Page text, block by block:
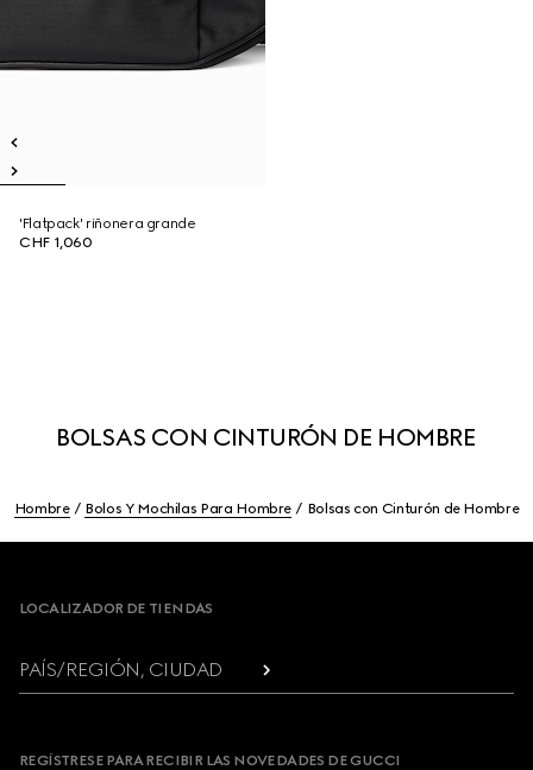
'Flatpack' riñonera grande
CHF 1,060
BOLSAS CON CINTURÓN DE HOMBRE
Hombre Bolos Y Mochilas Para Hombre Bolsas con Cinturón de Hombre
LOCALIZADOR DE TIENDAS
PAÍS/REGIÓN, CIUDAD
REGÍSTRESE PARA RECIBIR LAS NOVEDADES DE GUCCI